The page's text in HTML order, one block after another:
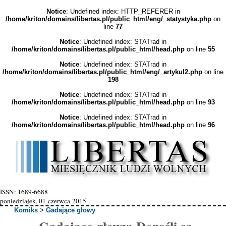
Notice: Undefined index: HTTP_REFERER in
/home/kriton/domains/libertas.pl/public_html/eng/_statystyka.php on
line 77
Notice: Undefined index: STATrad in
/home/kriton/domains/libertas.pl/public_html/head.phpon line 55
Notice: Undefined index: STATrad in
/home/kriton/domains/libertas.pl/public_html/eng/_artykul2.php on line
198
Notice: Undefined index: STATrad in
/home/kriton/domains/libertas.pl/public_html/head.phpon line 93
Notice: Undefined index: STATrad in
/home/kriton/domains/libertas.pl/public_html/head.phpon line 96
ISSN: 1689-6688
poniedziałek, 01 czerwca 2015
Komiks >Gadające głowy